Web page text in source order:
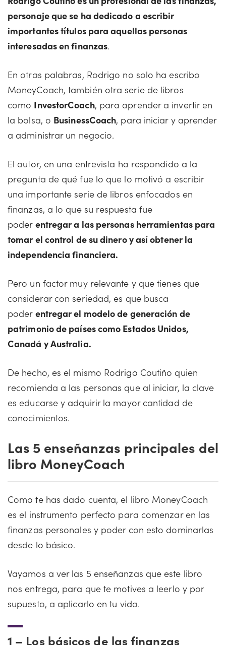
personaje que se ha dedicado a escribir
importantes títulos para aquellas personas
interesadas en finanzas.
En otras palabras, Rodrigo no solo ha escribo
MoneyCoach, también otra serie de libros
como InvestorCoach, para aprender a invertir en
la bolsa, o BusinessCoach, para iniciar y aprender
a administrar un negocio.
El autor, en una entrevista ha respondido a la
pregunta de qué fue lo que lo motivó a escribir
una importante serie de libros enfocados en
finanzas, a lo que su respuesta fue
poder entregar a las personas herramientas para
tomar el control de su dinero y así obtener la
independencia financiera.
Pero un factor muy relevante y que tienes que
considerar con seriedad, es que busca
poder entregar el modelo de generación de
patrimonio de países como Estados Unidos,
Canadá y Australia.
De hecho, es el mismo Rodrigo Coutiño quien
recomienda a las personas que al iniciar, la clave
es educarse y adquirir la mayor cantidad de
conocimientos.
Las 5 enseñanzas principales del
libro MoneyCoach
Como te has dado cuenta, el libro MoneyCoach
es el instrumento perfecto para comenzar en las
finanzas personales y poder con esto dominarlas
desde lo básico.
Vayamos a ver las 5 enseñanzas que este libro
nos entrega, para que te motives a leerlo y por
supuesto, a aplicarlo en tu vida.
1 – Los básicos de las finanzas